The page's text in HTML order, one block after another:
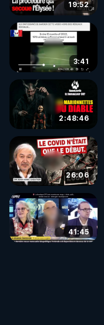
19:52
3:41
2:48:46
26:06
41:45